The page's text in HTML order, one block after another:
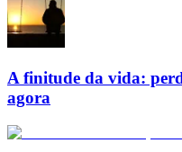
A finitude da vida:
agora